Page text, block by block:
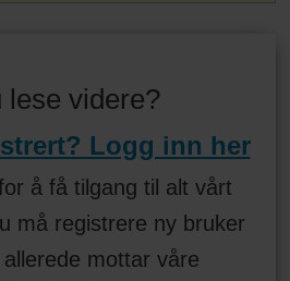
lese videre?
Logg inn her
å få tilgang til alt vårt
må registrere ny bruker
mottar våre